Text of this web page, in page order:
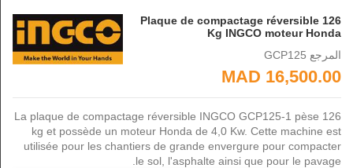
Plaque de compactage réversible 126
Kg INGCO moteur Honda
المرجع GCP125
16,500.00 MAD
La plaque de compactage réversible INGCO GCP125-1 pèse 126
kg et possède un moteur Honda de 4,0 Kw. Cette machine est
utilisée pour les chantiers de grande envergure pour compacter
le sol, l'asphalte ainsi que pour le pavage.